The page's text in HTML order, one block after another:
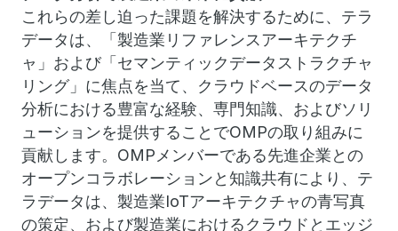
これらの差し迫った課題を解決するために、テラ
データは、「製造業リファレンスアーキテクチ
ャ」および「セマンティックデータストラクチャ
リング」に焦点を当て、クラウドベースのデータ
分析における豊富な経験、専門知識、およびソリ
ューションを提供することでOMPの取り組みに
貢献します。OMPメンバーである先進企業との
オープンコラボレーションと知識共有により、テ
ラデータは、製造業IoTアーキテクチャの青写真
の策定、および製造業におけるクラウドとエッジ